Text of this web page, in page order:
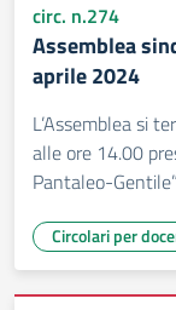
circ. n.274
Assemblea
aprile 2024
L’Assemblea si
alle ore 14.00
Pantaleo-
Circolari per